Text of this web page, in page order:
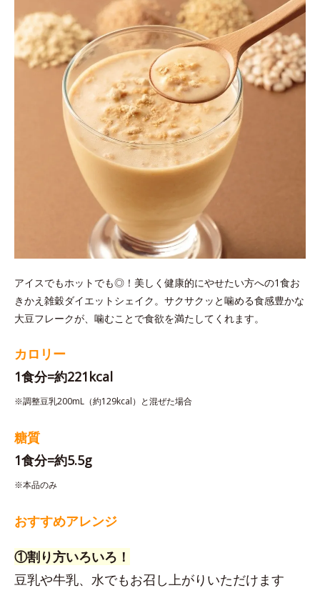
アイスでもホットでも◎！美しく健康的にやせたい方への1食お
きかえ雑穀ダイエットシェイク。サクサクッと噛める食感豊かな
大豆フレークが、噛むことで食欲を満たしてくれます。
カロリー
1食分=約221kcal
※調整豆乳200mL（約129kcal）と混ぜた場合
糖質
1食分=約5.5g
※本品のみ
おすすめアレンジ
①割り方いろいろ！
豆乳や牛乳、水でもお召し上がりいただけます